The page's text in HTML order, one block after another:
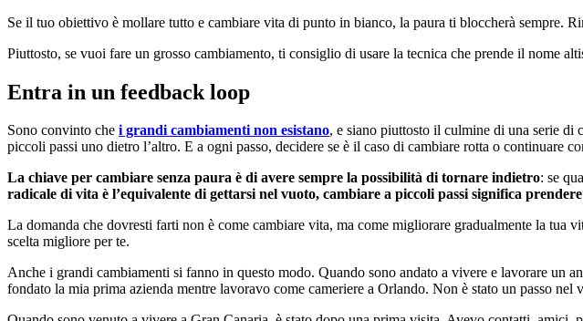
Se il tuo obiettivo è mollare tutto e cambiare vita di punto in bianco, la paura ti bloccherà sempre.
Piuttosto, se vuoi fare un grosso cambiamento, ti consiglio di usare la tecnica che prende il nome
Entra in un feedback loop
Sono convinto che i grandi cambiamenti non esistano, e siano piuttosto il culmine di una serie di
piccoli passi uno dietro l’altro. E a ogni passo, decidere se è il caso di cambiare rotta o continuare
La chiave per cambiare senza paura è di avere sempre la possibilità di tornare indietro: se
radicale di vita è l’equivalente di gettarsi nel vuoto, cambiare a piccoli passi significa prendere
La domanda che dovresti farti non è come cambiare vita, ma come migliorare gradualmente la tua
scelta migliore per te.
Anche i grandi cambiamenti si fanno in questo modo. Quando sono andato a vivere e lavorare
fondato la mia prima azienda mentre lavoravo come cameriere a Orlando. Non è stato un passo